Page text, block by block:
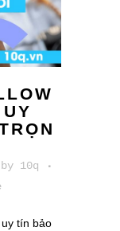
by 10q
tín bảo